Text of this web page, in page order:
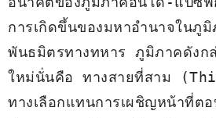
การเกิดขึ้นของมหาอำนาจในภู
พันธมิตรทางทหาร ภูมิภาคดังก
ใหม่นั่นคือ ทางสายที่สาม
ทางเลือกแทนการเผชิญหน้าที่ต